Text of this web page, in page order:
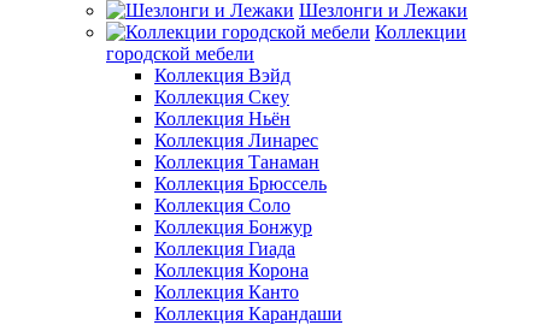
Шезлонги и Лежаки
Коллекции
городской мебели
Коллекция Вэйд
Коллекция Скеу
Коллекция Ньён
Коллекция Линарес
Коллекция Танаман
Коллекция Брюссель
Коллекция Соло
Коллекция Бонжур
Коллекция Гиада
Коллекция Корона
Коллекция Канто
Коллекция Карандаши